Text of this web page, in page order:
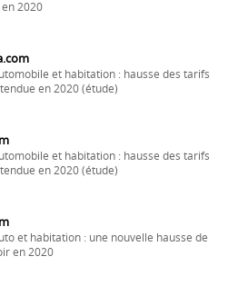
2020
et habitation : hausse des tarifs
en 2020 (étude)
et habitation : hausse des tarifs
en 2020 (étude)
et habitation : une nouvelle hausse de
en 2020